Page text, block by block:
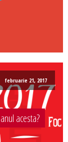
februarie 21, 2017
acesta?